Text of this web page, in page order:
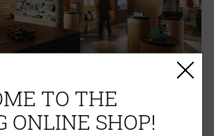
TO THE
ONLINE SHOP!